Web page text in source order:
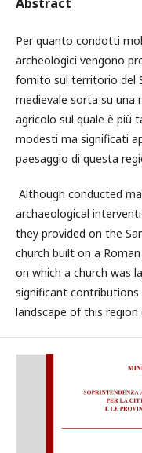
Per quanto condotti
archeologici vengono
fornito sul territorio del
medievale sorta su una
agricolo sul quale è più
modesti ma significati
paesaggio di questa
Although conducted
archaeological
they provided on the
church built on a
on which a church was
significant
landscape of this